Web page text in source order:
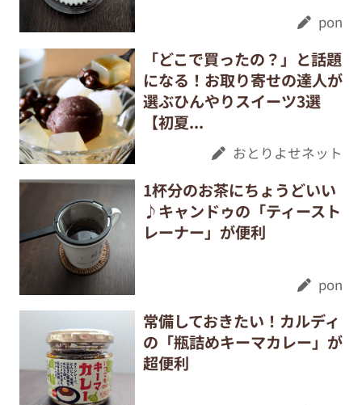
pon
「どこで買ったの？」と話題
になる！お取り寄せの達人が
選ぶひんやりスイーツ3選
【初夏...
おとりよせネット
1杯分のお茶にちょうどいい
♪キャンドゥの「ティースト
レーナー」が便利
pon
常備しておきたい！カルディ
の「瓶詰めキーマカレー」が
超便利